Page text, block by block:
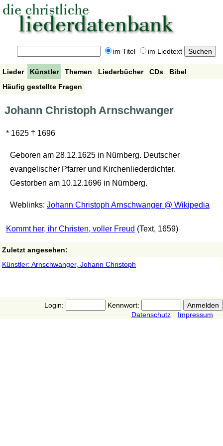
im Titel im Liedtext
Lieder Künstler Themen Liederbücher CDs
Bibel
Häufig gestellte Fragen
Johann Christoph Arnschwanger
* 1625 † 1696
Geboren am 28.12.1625 in Nürnberg. Deutscher
evangelischer Pfarrer und Kirchenliederdichter.
Gestorben am 10.12.1696 in Nürnberg.
Weblinks: Johann Christoph Arnschwanger @ Wikipedia
Kommt her, ihr Christen, voller Freud (Text, 1659)
Zuletzt angesehen:
Künstler: Arnschwanger, Johann Christoph
Login:
Kennwort:
Datenschutz
Impressum